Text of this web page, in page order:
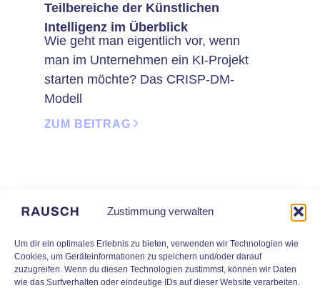
Zustimmung verwalten
Um dir ein optimales Erlebnis zu bieten, verwenden wir Technologien wie
Cookies, um Geräteinformationen zu speichern und/oder darauf
zuzugreifen. Wenn du diesen Technologien zustimmst, können wir Daten
wie das Surfverhalten oder eindeutige IDs auf dieser Website verarbeiten.
Teilbereiche der Künstlichen
Intelligenz im Überblick
Wie geht man eigentlich vor, wenn
man im Unternehmen ein KI-Projekt
starten möchte? Das CRISP-DM-
Modell
ZUM BEITRAG